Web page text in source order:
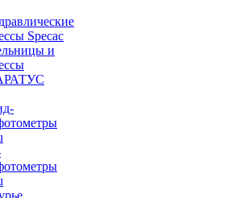
Specac
и